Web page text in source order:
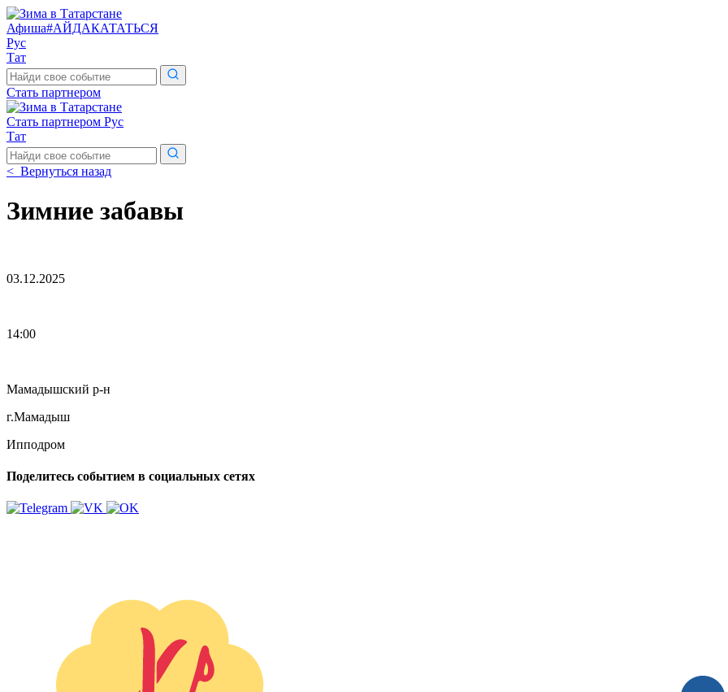
Афиша#АЙДАКАТАТЬСЯ
Рус
Тат
Поиск
по
сайту
Стать партнером
Стать партнером Рус
Тат
Поиск
по
сайту
< Вернуться назад
Зимние забавы
03.12.2025
14:00
Мамадышский р-н
г.Мамадыш
Ипподром
Поделитесь событием в социальных сетях